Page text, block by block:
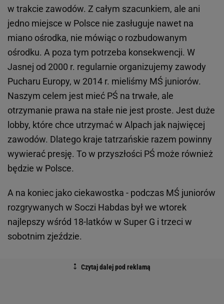
w trakcie zawodów. Z całym szacunkiem, ale ani
jedno miejsce w Polsce nie zasługuje nawet na
miano ośrodka, nie mówiąc o rozbudowanym
ośrodku. A poza tym potrzeba konsekwencji. W
Jasnej od 2000 r. regularnie organizujemy zawody
Pucharu Europy, w 2014 r. mieliśmy MŚ juniorów.
Naszym celem jest mieć PŚ na trwałe, ale
otrzymanie prawa na stałe nie jest proste. Jest duże
lobby, które chce utrzymać w Alpach jak najwięcej
zawodów. Dlatego kraje tatrzańskie razem powinny
wywierać presję. To w przyszłości PŚ może również
będzie w Polsce.
A na koniec jako ciekawostka - podczas MŚ juniorów
rozgrywanych w Soczi Habdas był we wtorek
najlepszy wśród 18-latków w Super G i trzeci w
sobotnim zjeździe.